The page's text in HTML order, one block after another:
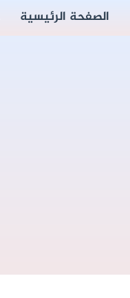
الصفحة الرئيسية